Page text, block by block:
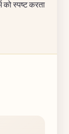
को स्पष्ट करता